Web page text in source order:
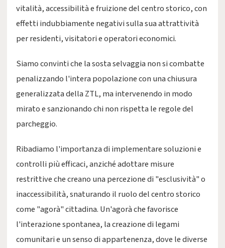
vitalità, accessibilità e fruizione del centro storico, con
effetti indubbiamente negativi sulla sua attrattività
per residenti, visitatori e operatori economici.
Siamo convinti che la sosta selvaggia non si combatte
penalizzando l'intera popolazione con una chiusura
generalizzata della ZTL, ma intervenendo in modo
mirato e sanzionando chi non rispetta le regole del
parcheggio.
Ribadiamo l'importanza di implementare soluzioni e
controlli più efficaci, anziché adottare misure
restrittive che creano una percezione di "esclusività" o
inaccessibilità, snaturando il ruolo del centro storico
come "agorà" cittadina. Un'agorà che favorisce
l'interazione spontanea, la creazione di legami
comunitari e un senso di appartenenza, dove le diverse